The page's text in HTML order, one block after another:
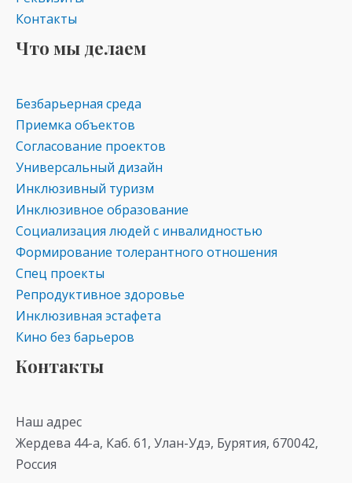
Контакты
Что мы делаем
Безбарьерная среда
Приемка объектов
Согласование проектов
Универсальный дизайн
Инклюзивный туризм
Инклюзивное образование
Социализация людей с инвалидностью
Формирование толерантного отношения
Спец проекты
Репродуктивное здоровье
Инклюзивная эстафета
Кино без барьеров
Контакты
Наш адрес
Жердева 44-а, Каб. 61, Улан-Удэ, Бурятия, 670042,
Россия